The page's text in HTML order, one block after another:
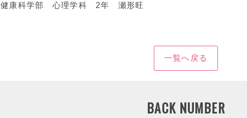
健康科学部 心理学科 2年 瀬形旺
一覧へ戻る
BACK NUMBER